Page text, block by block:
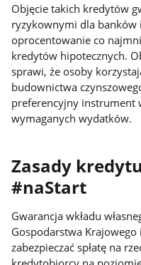
Objęcie takich kredytów
ryzykownymi dla banków
oprocentowanie co
kredytów hipotecznych.
sprawi, że osoby
budownictwa
preferencyjny instrument
wymaganych wydatków.
Zasady
#naStart
Gwarancja wkładu
Gospodarstwa
zabezpieczać spłatę na